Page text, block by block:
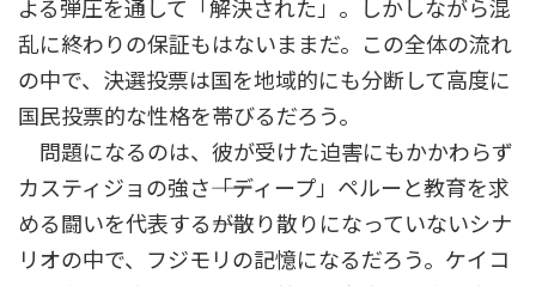
よる弾圧を通して「解決された」。しかしながら混
乱に終わりの保証もはないままだ。この全体の流れ
の中で、決選投票は国を地域的にも分断して高度に
国民投票的な性格を帯びるだろう。
問題になるのは、彼が受けた迫害にもかかわらず
カスティジョの強さ――「ディープ」ペルーと教育を求
める闘いを代表する――が散り散りになっていないシナ
リオの中で、フジモリの記憶になるだろう。ケイコ